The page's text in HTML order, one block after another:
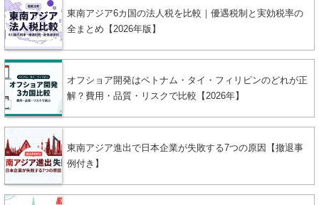
東南アジア6カ国の法人税を比較｜優遇税制と実効税率の
全まとめ【2026年版】
オフショア開発はベトナム・タイ・フィリピンのどれが正
解？費用・品質・リスクで比較【2026年】
東南アジア進出で日本企業が失敗する7つの原因【撤退事
例付き】